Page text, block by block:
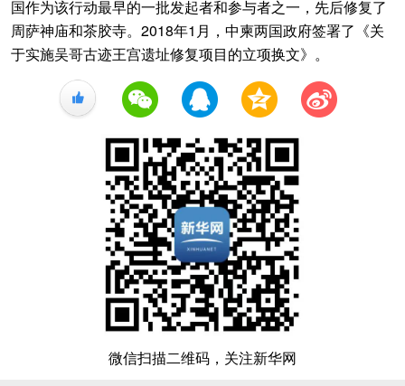
国作为该行动最早的一批发起者和参与者之一，先后修复了
周萨神庙和茶胶寺。2018年1月，中柬两国政府签署了《关
于实施吴哥古迹王宫遗址修复项目的立项换文》。
+1
微信扫描二维码，关注新华网